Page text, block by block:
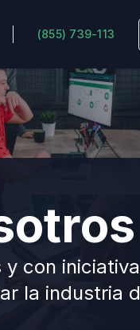
(855) 739-113
con
la industria